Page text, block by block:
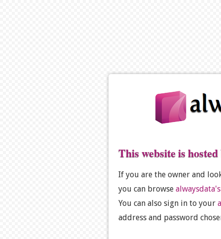
This website is
If you are the owner and
you can browse
You can also sign in to your
address and password